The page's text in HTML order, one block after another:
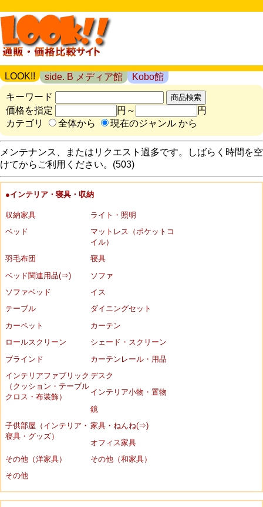
LOOK!! side. B メディア館
Kobo館
キーワード
価格を指定
円～
円
カテゴリ
全体から 現在のジャンル から
メンテナンス、またはリクエスト過多です。しばらく時間を空
けてからご利用ください。(503)
●インテリア・寝具・収納
収納家具
ライト・照明
ベッド
マットレス（ポケットコ
イル）
羽毛布団
寝具
ベッド関連用品(⇒)
ソファ
ソファベッド
イス
テーブル
ダイニングセット
カーペット
カーテン
ロールスクリーン
シェード・スクリーン
ブラインド
カーテンレール・用品
インテリアファブリック
（クッション・テーブル
クロス・布装飾）
デスク
インテリア小物・置物
鏡
子供部屋（インテリア・
寝具・グッズ）
家具・ねんね(⇒)
オフィス家具
その他（洋家具）
その他（和家具）
その他